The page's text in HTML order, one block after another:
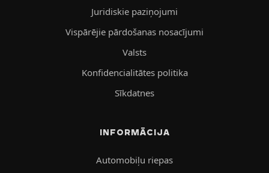
Juridiskie paziņojumi
Vispārējie pārdošanas nosacījumi
Valsts
Konfidencialitātes politika
Sīkdatnes
INFORMĀCIJA
Automobiļu riepas